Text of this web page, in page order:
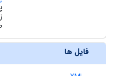
فایل ها